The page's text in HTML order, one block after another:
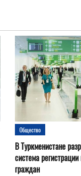
Общество
В Туркменистане
система
граждан